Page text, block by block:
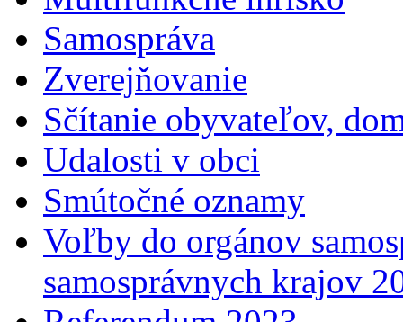
Samospráva
Zverejňovanie
Sčítanie obyvateľov,
Udalosti v obci
Smútočné oznamy
Voľby do orgánov
samosprávnych krajov